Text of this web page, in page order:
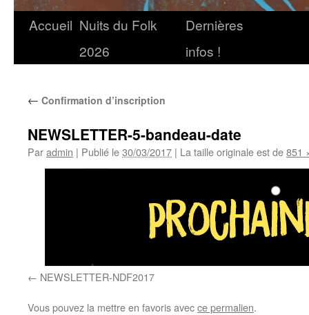
Accueil Nuits du Folk
2026
Dernières
infos !
← Confirmation d’inscription
NEWSLETTER-5-bandeau-date
Paradmin | Publié le30/03/2017 | La taille originale est de851
NEWSLETTER-NDF2017
Vous pouvez la mettre en favoris avecce permalien.